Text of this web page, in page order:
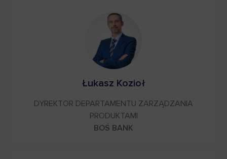
Łukasz Kozioł
DYREKTOR DEPARTAMENTU ZARZĄDZANIA
PRODUKTAMI
BOŚ BANK